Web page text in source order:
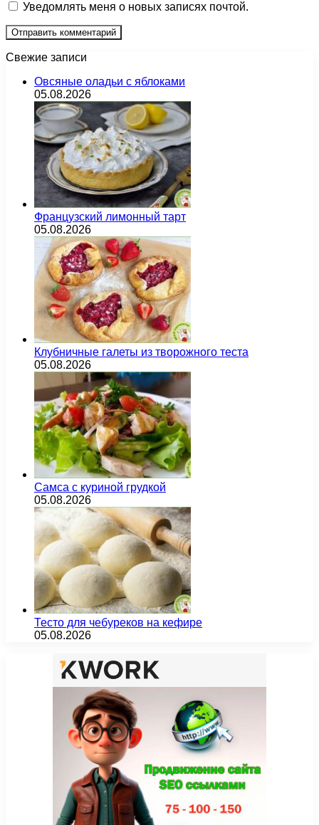
Уведомлять меня о новых записях почтой.
Свежие записи
Овсяные оладьи с яблоками
05.08.2026
Французский лимонный тарт
05.08.2026
Клубничные галеты из творожного теста
05.08.2026
Самса с куриной грудкой
05.08.2026
Тесто для чебуреков на кефире
05.08.2026